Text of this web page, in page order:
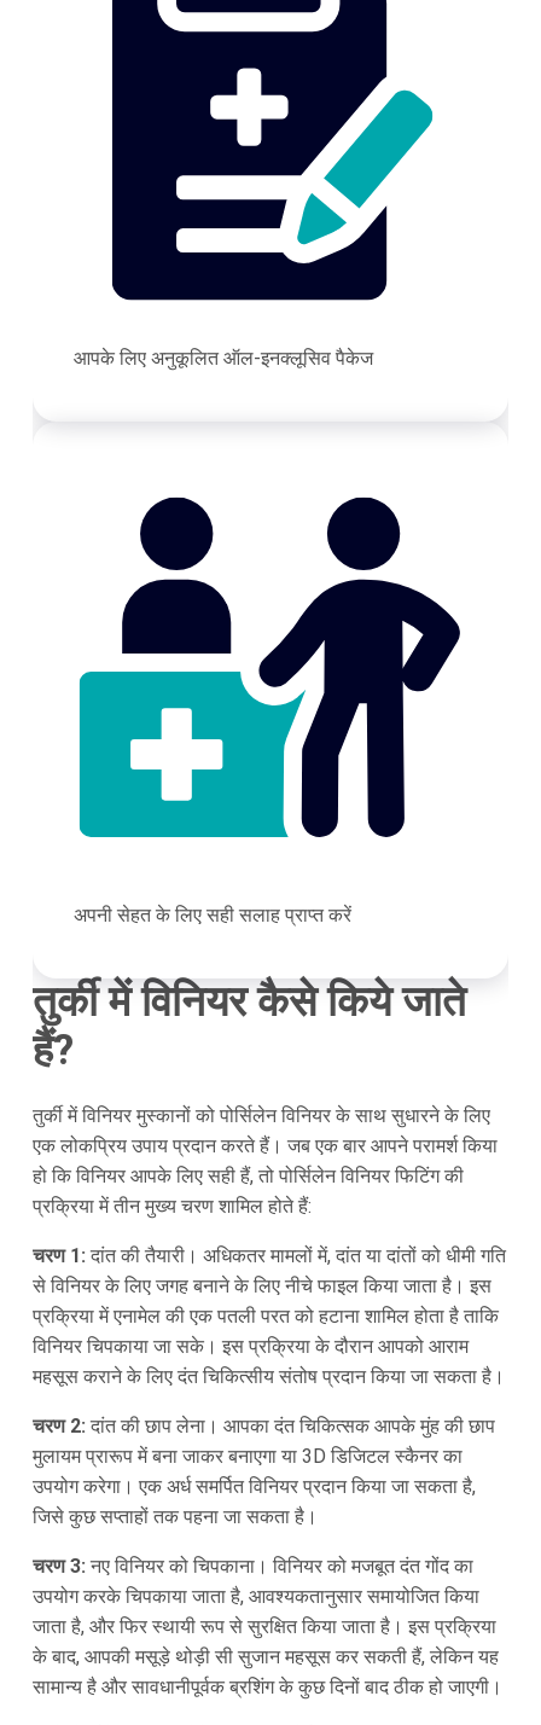
आपके लिए अनुकूलित ऑल-इनक्लूसिव पैकेज
अपनी सेहत के लिए सही सलाह प्राप्त करें
तुर्की में विनियर कैसे किये जाते
हैं?
तुर्की में विनियर मुस्कानों को पोर्सिलेन विनियर के साथ सुधारने के लिए
एक लोकप्रिय उपाय प्रदान करते हैं। जब एक बार आपने परामर्श किया
हो कि विनियर आपके लिए सही हैं, तो पोर्सिलेन विनियर फिटिंग की
प्रक्रिया में तीन मुख्य चरण शामिल होते हैं:
चरण 1: दांत की तैयारी। अधिकतर मामलों में, दांत या दांतों को धीमी गति
से विनियर के लिए जगह बनाने के लिए नीचे फाइल किया जाता है। इस
प्रक्रिया में एनामेल की एक पतली परत को हटाना शामिल होता है ताकि
विनियर चिपकाया जा सके। इस प्रक्रिया के दौरान आपको आराम
महसूस कराने के लिए दंत चिकित्सीय संतोष प्रदान किया जा सकता है।
चरण 2: दांत की छाप लेना। आपका दंत चिकित्सक आपके मुंह की छाप
मुलायम प्रारूप में बना जाकर बनाएगा या 3D डिजिटल स्कैनर का
उपयोग करेगा। एक अर्ध समर्पित विनियर प्रदान किया जा सकता है,
जिसे कुछ सप्ताहों तक पहना जा सकता है।
चरण 3: नए विनियर को चिपकाना। विनियर को मजबूत दंत गोंद का
उपयोग करके चिपकाया जाता है, आवश्यकतानुसार समायोजित किया
जाता है, और फिर स्थायी रूप से सुरक्षित किया जाता है। इस प्रक्रिया
के बाद, आपकी मसूड़े थोड़ी सी सुजान महसूस कर सकती हैं, लेकिन यह
सामान्य है और सावधानीपूर्वक ब्रशिंग के कुछ दिनों बाद ठीक हो जाएगी।